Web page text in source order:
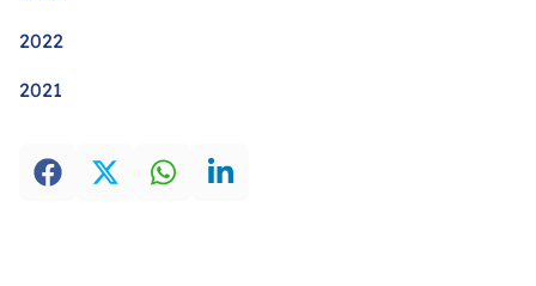
2022
2021